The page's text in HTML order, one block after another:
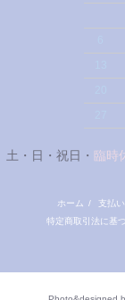
土・日・祝日・ 臨時
ホーム / 支払
特定商取引法に基